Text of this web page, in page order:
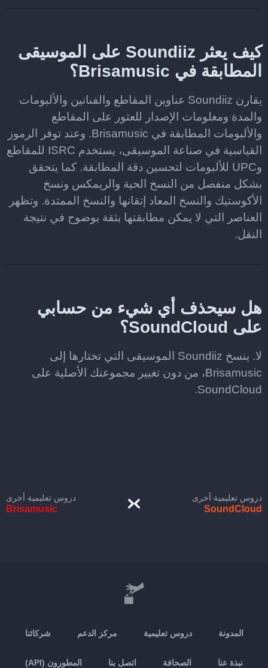
كيف يعثر Soundiiz على الموسيقى
المطابقة في Brisamusic؟
يقارن Soundiiz عناوين المقاطع والفنانين والألبومات
والمدة ومعلومات الإصدار للعثور على المقاطع
والألبومات المطابقة في Brisamusic. وعند توفر الرموز
القياسية في صناعة الموسيقى، يستخدم ISRC للمقاطع
وUPC للألبومات لتحسين دقة المطابقة. كما يتحقق
بشكل منفصل من النسخ الحية والريمكس ونسخ
الأكوستيك والنسخ المعاد إتقانها والنسخ الممتدة. وتظهر
العناصر التي لا يمكن مطابقتها بثقة بوضوح في نتيجة
النقل.
هل سيحذف أي شيء من حسابي
على SoundCloud؟
لا. ينسخ Soundiiz الموسيقى التي تختارها إلى
Brisamusic، من دون تغيير مجموعتك الأصلية على
SoundCloud.
دروس تعليمية أخرى
SoundCloud
دروس تعليمية أخرى
Brisamusic
المدونة دروس تعليمية مركز الدعم شركائنا
نبذة عنا الصحافة اتصل بنا المطورون (API)